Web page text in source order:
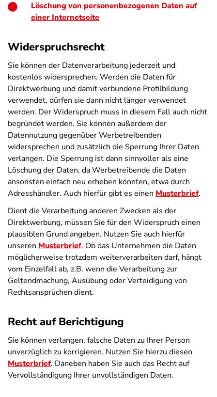
Löschung von personenbezogenen Daten auf
einer Internetseite
Widerspruchsrecht
Sie können der Datenverarbeitung jederzeit und
kostenlos widersprechen. Werden die Daten für
Direktwerbung und damit verbundene Profilbildung
verwendet, dürfen sie dann nicht länger verwendet
werden. Der Widerspruch muss in diesem Fall auch nicht
begründet werden. Sie können außerdem der
Datennutzung gegenüber Werbetreibenden
widersprechen und zusätzlich die Sperrung Ihrer Daten
verlangen. Die Sperrung ist dann sinnvoller als eine
Löschung der Daten, da Werbetreibende die Daten
ansonsten einfach neu erheben könnten, etwa durch
Adresshändler. Auch hierfür gibt es einen Musterbrief.
Dient die Verarbeitung anderen Zwecken als der
Direktwerbung, müssen Sie für den Widerspruch einen
plausiblen Grund angeben. Nutzen Sie auch hierfür
unseren Musterbrief. Ob das Unternehmen die Daten
möglicherweise trotzdem weiterverarbeiten darf, hängt
vom Einzelfall ab, z.B. wenn die Verarbeitung zur
Geltendmachung, Ausübung oder Verteidigung von
Rechtsansprüchen dient.
Recht auf Berichtigung
Sie können verlangen, falsche Daten zu Ihrer Person
unverzüglich zu korrigieren. Nutzen Sie hierzu diesen
Musterbrief. Daneben haben Sie auch das Recht auf
Vervollständigung Ihrer unvollständigen Daten.